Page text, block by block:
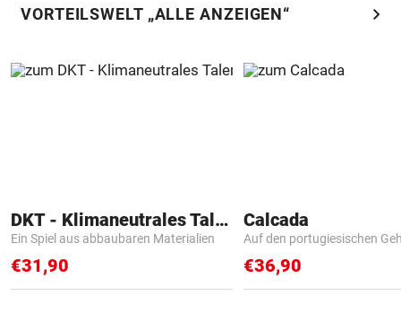
VORTEILSWELT „ALLE ANZEIGEN“ chevron_right
DKT - Klimaneutrales Talent
Ein Spiel aus abbaubaren Materialien
€31,90
Calcada
Auf den portugiesischen
€36,90